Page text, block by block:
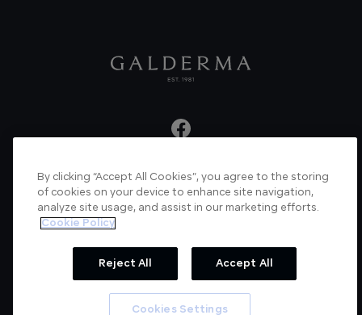
About us Articles News Videos
Verified Certificate Contact us
By clicking “Accept All Cookies”, you agree to the storing
of cookies on your device to enhance site navigation,
analyze site usage, and assist in our marketing efforts.
Cookie Policy
Reject All Accept All
Cookies Settings